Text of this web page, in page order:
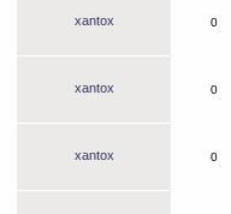
xantox 0
xantox 0
xantox 0